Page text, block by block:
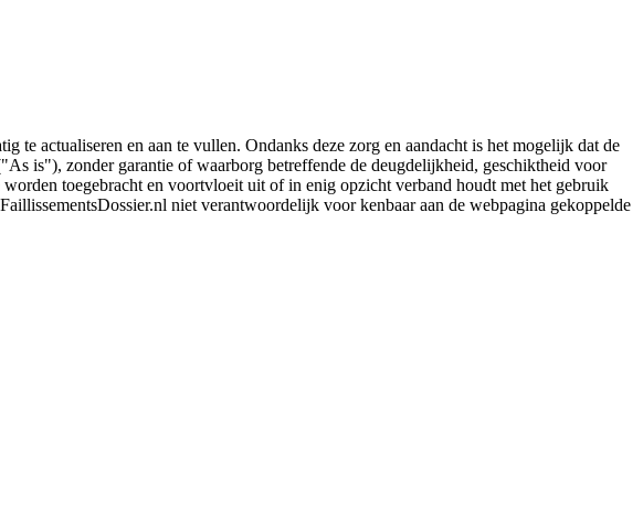
te actualiseren en aan te vullen. Ondanks deze zorg en aandacht is het mogelijk dat de
is"), zonder garantie of waarborg betreffende de deugdelijkheid, geschiktheid voor
toegebracht en voortvloeit uit of in enig opzicht verband houdt met het gebruik
niet verantwoordelijk voor kenbaar aan de webpagina gekoppelde